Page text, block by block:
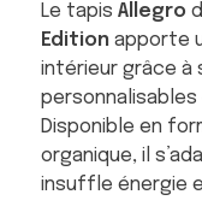
Le tapis Allegro
Editionapporte
intérieur grâce à
personnalisables
Disponible en
organique, il
insuffle énergie